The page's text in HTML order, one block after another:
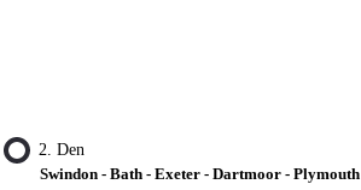
2. Den
Swindon - Bath - Exeter - Dartmoor - Plymouth